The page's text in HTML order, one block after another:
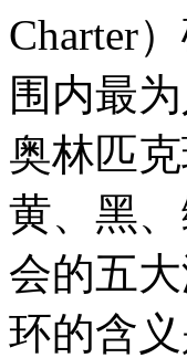
Charter
围内最
奥林匹
黄、黑
会的五
环的含